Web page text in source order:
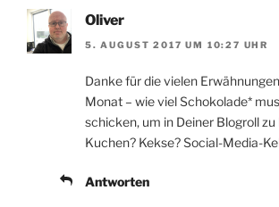
Oliver
5. AUGUST 2017 UM 10:27 UHR
Danke für die vielen
Monat – wie viel Schokolade*
schicken, um in Deiner Blogroll zu
Kuchen? Kekse? Social-Media-
Antworten